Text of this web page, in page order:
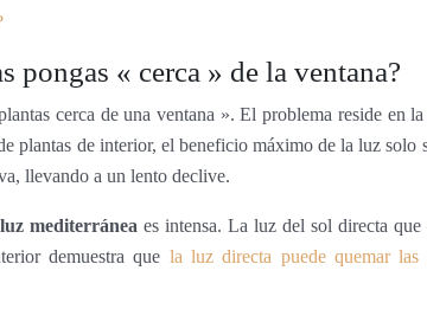
pongas « cerca » de la ventana?
cerca de una ventana ». El problema reside en
plantas de interior, el beneficio máximo de la luz
llevando a un lento declive.
luz mediterránea es intensa. La luz del sol directa
demuestra que la luz directa puede quemar las